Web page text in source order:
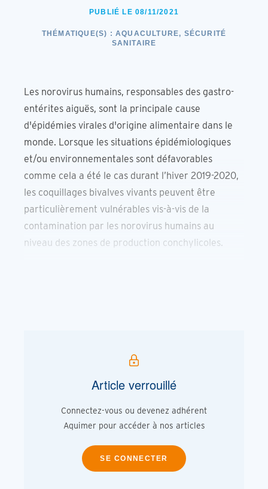
PUBLIÉ LE 08/11/2021
THÉMATIQUE(S) : AQUACULTURE, SÉCURITÉ
SANITAIRE
Les norovirus humains, responsables des gastro-
entérites aiguës, sont la principale cause
d'épidémies virales d'origine alimentaire dans le
monde. Lorsque les situations épidémiologiques
et/ou environnementales sont défavorables
comme cela a été le cas durant l’hiver 2019-2020,
les coquillages bivalves vivants peuvent être
particulièrement vulnérables vis-à-vis de la
contamination par les norovirus humains au
niveau des zones de production conchylicoles.
Article verrouillé
Connectez-vous ou devenez adhérent
Aquimer pour accéder à nos articles
SE CONNECTER